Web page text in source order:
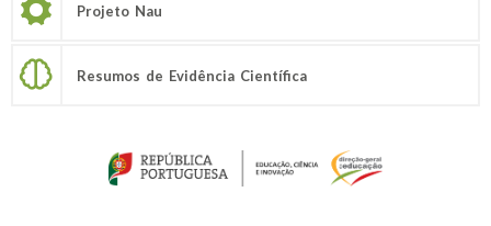
Projeto Nau
Resumos de Evidência Científica